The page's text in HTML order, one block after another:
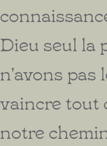
Dieu seul la
n'avons pas
vaincre tout
notre